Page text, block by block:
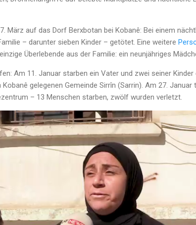
März auf das Dorf Berxbotan bei Kobanê: Bei einem
– darunter sieben Kinder – getötet. Eine weitere
Überlebende aus der Familie: ein neunjähriges
Am 11. Januar starben ein Vater und zwei seiner Kinder
gelegenen Gemeinde Sirrîn (Sarrin). Am 27.
– 13 Menschen starben, zwölf wurden verletzt.